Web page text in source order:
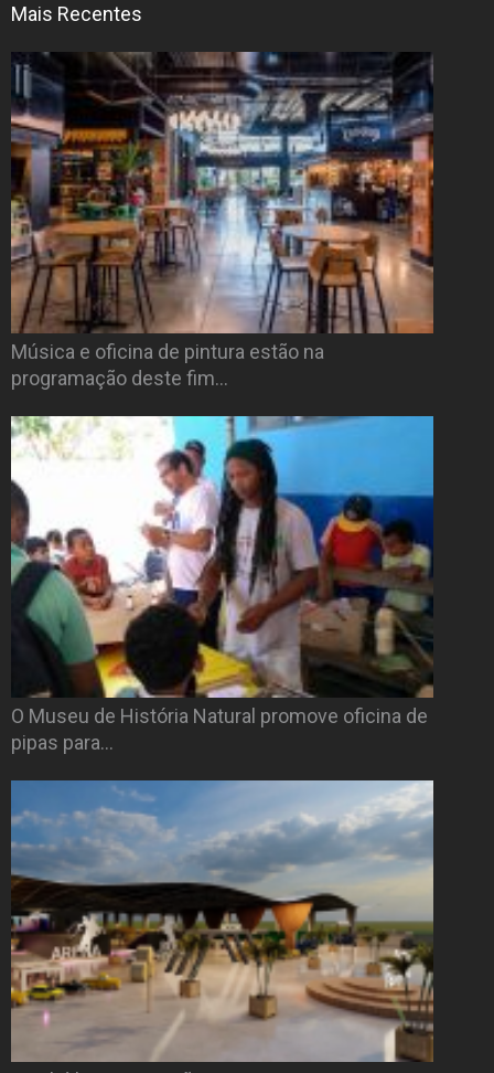
Mais Recentes
Música e oficina de pintura estão na
programação deste fim…
O Museu de História Natural promove oficina de
pipas para…